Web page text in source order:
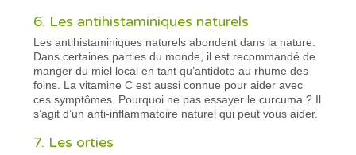
6. Les antihistaminiques naturels
Les antihistaminiques naturels abondent dans la nature.
Dans certaines parties du monde, il est recommandé de
manger du miel local en tant qu’antidote au rhume des
foins. La vitamine C est aussi connue pour aider avec
ces symptômes. Pourquoi ne pas essayer le curcuma ? Il
s’agit d’un anti-inflammatoire naturel qui peut vous aider.
7. Les orties